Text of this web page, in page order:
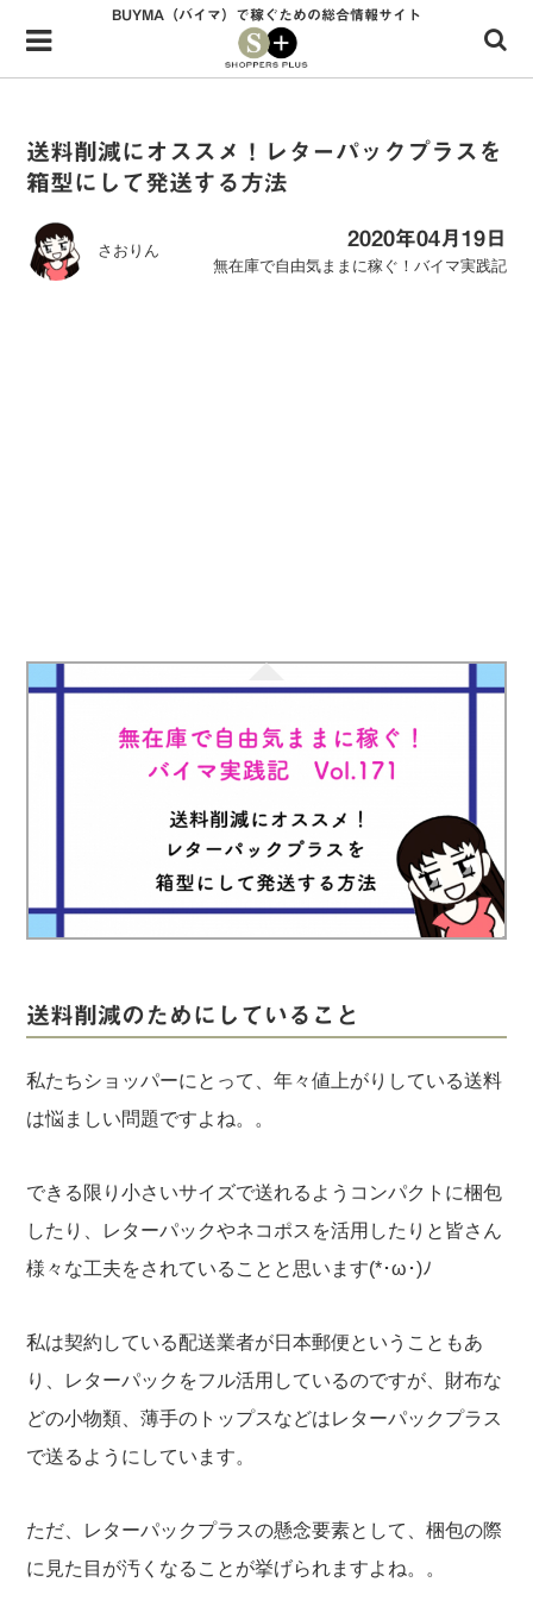
Menu
HOME
34歳独身OLバイマ実践記
無在庫で自由気ままに稼ぐ！バイマ実践記
BUYMA（バイマ）で稼ぐための総合情報サイト
送料削減にオススメ！レターパックプラスを
箱型にして発送する方法
さおりん
2020年04月19日
無在庫で自由気ままに稼ぐ！バイマ実践記
送料削減のためにしていること
私たちショッパーにとって、年々値上がりしている送料
は悩ましい問題ですよね。。
できる限り小さいサイズで送れるようコンパクトに梱包
したり、レターパックやネコポスを活用したりと皆さん
様々な工夫をされていることと思います(*･ω･)ﾉ
私は契約している配送業者が日本郵便ということもあ
り、レターパックをフル活用しているのですが、財布な
どの小物類、薄手のトップスなどはレターパックプラス
で送るようにしています。
ただ、レターパックプラスの懸念要素として、梱包の際
に見た目が汚くなることが挙げられますよね。。